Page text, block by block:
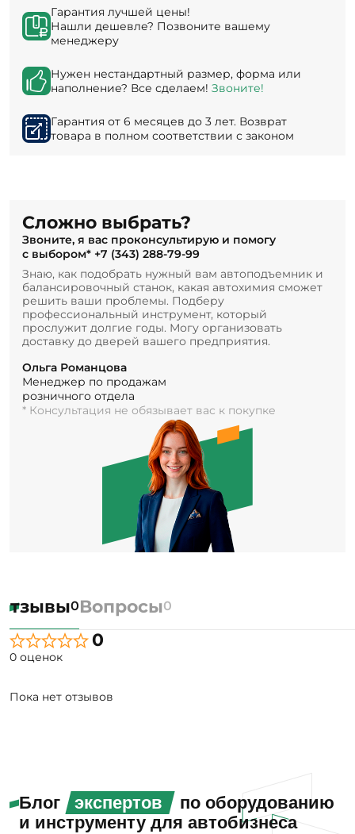
Гарантия лучшей цены!
Нашли дешевле? Позвоните вашему
менеджеру
Нужен нестандартный размер, форма или
наполнение? Все сделаем! Звоните!
Гарантия от 6 месяцев до 3 лет. Возврат
товара в полном соответствии с законом
Сложно выбрать?
Звоните, я вас проконсультирую и помогу
с выбором* +7 (343) 288-79-99
Знаю, как подобрать нужный вам автоподъемник и
балансировочный станок, какая автохимия сможет
решить ваши проблемы. Подберу
профессиональный инструмент, который
прослужит долгие годы. Могу организовать
доставку до дверей вашего предприятия.
Ольга Романцова
Менеджер по продажам
розничного отдела
* Консультация не обязывает вас к покупке
0Вопросы0
0
0 оценок
Пока нет отзывов
Блог экспертов
по оборудованию
и инструменту для автобизнеса